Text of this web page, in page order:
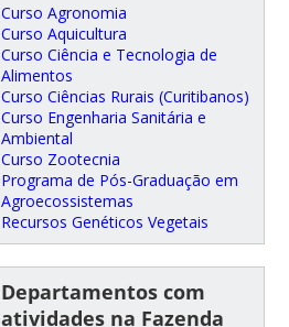
Curso Agronomia
Curso Aquicultura
Curso Ciência e Tecnologia de
Alimentos
Curso Ciências Rurais (Curitibanos)
Curso Engenharia Sanitária e
Ambiental
Curso Zootecnia
Programa de Pós-Graduação em
Agroecossistemas
Recursos Genéticos Vegetais
Departamentos com
atividades na Fazenda